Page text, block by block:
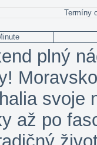
Termíny
plný
svoje
až po